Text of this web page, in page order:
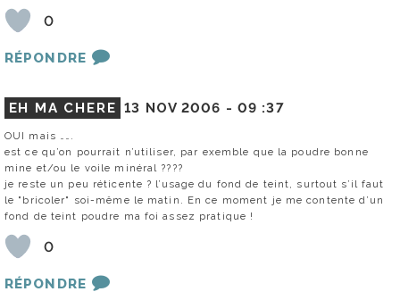
0
RÉPONDRE
EH MA CHERE 13 NOV 2006 - 09 :37
OUI mais …….
est ce qu’on pourrait n’utiliser, par exemble que la poudre bonne
mine et/ou le voile minéral ????
je reste un peu réticente ? l’usage du fond de teint, surtout s’il faut
le "bricoler" soi-même le matin. En ce moment je me contente d’un
fond de teint poudre ma foi assez pratique !
0
RÉPONDRE